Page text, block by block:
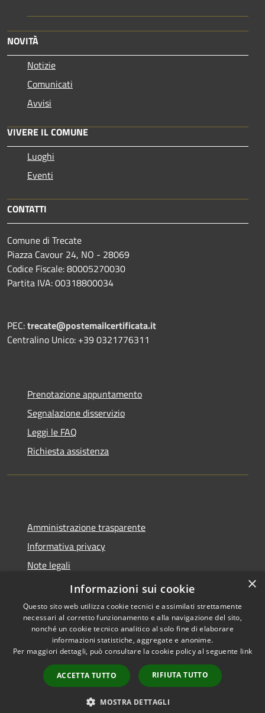
NOVITÀ
Notizie
Comunicati
Avvisi
VIVERE IL COMUNE
Luoghi
Eventi
CONTATTI
Comune di Trecate
Piazza Cavour 24, NO - 28069
Codice Fiscale: 80005270030
Partita IVA: 00318800034
PEC:trecate@postemailcertificata.it
Centralino Unico: +39 0321776311
Prenotazione appuntamento
Segnalazione disservizio
Leggi le FAQ
Richiesta assistenza
Amministrazione trasparente
Informativa privacy
Note legali
Dichiarazione di accessibilità
Accessibilità
Copyright © 2026 • Comune di
Trecate • Powered by
Municipium•
Accesso
redazione
×
Informazioni sui cookie
Questo sito web utilizza cookie tecnici e assimilati strettamente
necessari al corretto funzionamento e alla navigazione del sito,
nonché un cookie tecnico analitico al solo fine di elaborare
informazioni statistiche, aggregate e anonime.
Per maggiori dettagli, può consultare la cookie policy al seguente link
ACCETTA TUTTO RIFIUTA TUTTO
MOSTRA DETTAGLI